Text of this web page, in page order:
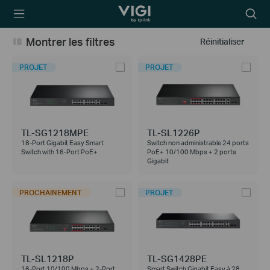
TP-Link, Reliably
icon
Réinitialiser
Montrer les filtres
PROJET
TL-SG1218MPE
18-Port Gigabit Easy Smart
Switch with 16-Port PoE+
PROJET
TL-SL1226P
Switch non administrable 24 ports
PoE+ 10/100 Mbps + 2 ports
Gigabit
PROCHAINEMENT
TL-SL1218P
PROJET
TL-SG1428PE